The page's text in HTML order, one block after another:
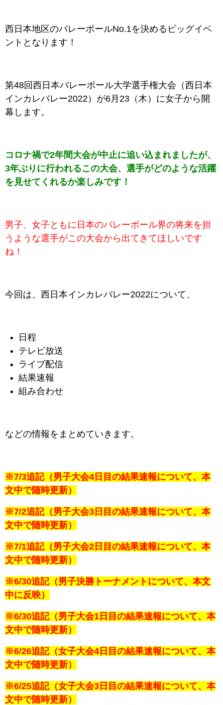
西日本地区のバレーボールNo.1を決めるビッグイベ
ントとなります！
第48回西日本バレーボール大学選手権大会（西日本
インカレバレー2022）が6月23（木）に女子から開
幕します。
コロナ禍で2年間大会が中止に追い込まれましたが、
3年ぶりに行われるこの大会、選手がどのような活躍
を見せてくれるか楽しみです！
男子、女子ともに日本のバレーボール界の将来を担
うような選手がこの大会から出てきてほしいです
ね！
今回は、西日本インカレバレー2022について、
日程
テレビ放送
ライブ配信
結果速報
組み合わせ
などの情報をまとめていきます。
※7/3追記（男子大会4日目の結果速報について、本
文中で随時更新）
※7/2追記（男子大会3日目の結果速報について、本
文中で随時更新）
※7/1追記（男子大会2日目の結果速報について、本
文中で随時更新）
※6/30追記（男子決勝トーナメントについて、本文
中に反映）
※6/30追記（男子大会1日目の結果速報について、本
文中で随時更新）
※6/26追記（女子大会4日目の結果速報について、本
文中で随時更新）
※6/25追記（女子大会3日目の結果速報について、本
文中で随時更新）